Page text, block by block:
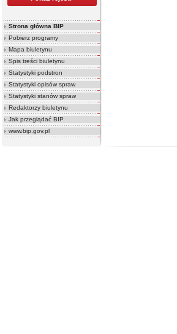
Strona główna BIP
Pobierz programy
Mapa biuletynu
Spis treści biuletynu
Statystyki podstron
Statystyki opisów spraw
Statystyki stanów spraw
Redaktorzy biuletynu
Jak przeglądać BIP
www.bip.gov.pl